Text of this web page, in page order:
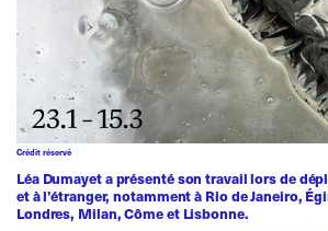
Crédit réservé
Léa Dumayet a présenté son travail lors de
et à l’étranger, notamment à Rio de Janeiro,
Londres, Milan, Côme et Lisbonne.